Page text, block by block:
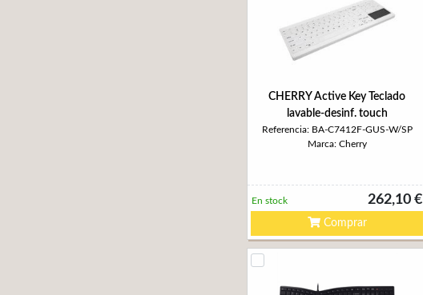
CHERRY Active Key Teclado
lavable-desinf. touch
Referencia: BA-C7412F-GUS-W/SP
Marca: Cherry
262,10 €
En stock
Comprar